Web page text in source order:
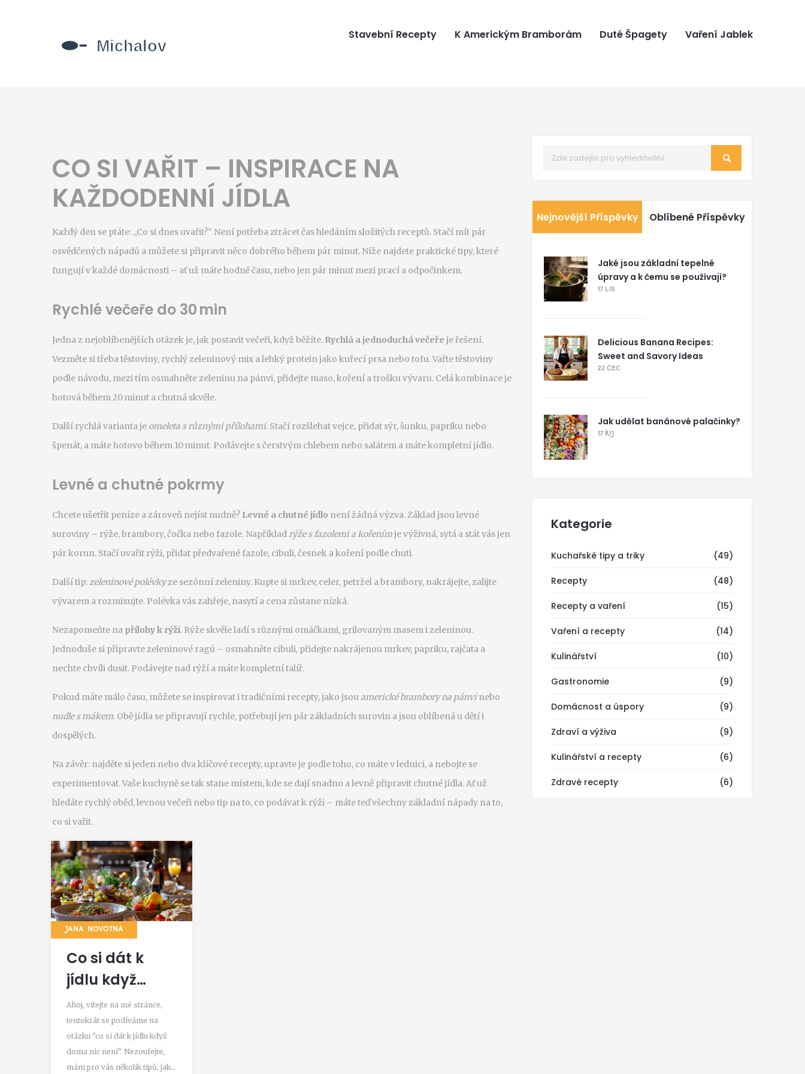
Stavební Recepty K Americkým Bramborám Duté Špagety Vaření Jablek
CO SI VAŘIT – INSPIRACE NA
KAŽDODENNÍ JÍDLA
Každý den se ptáte: „Co si dnes uvařit?" Není potřeba ztrácet čas hledáním složitých receptů. Stačí mít pár
osvědčených nápadů a můžete si připravit něco dobrého během pár minut. Níže najdete praktické tipy, které
fungují v každé domácnosti – ať už máte hodně času, nebo jen pár minut mezi prací a odpočinkem.
Rychlé večeře do 30 min
Jedna z nejoblíbenějších otázek je, jak postavit večeři, když běžíte. Rychlá a jednoduchá večeře je řešení.
Vezměte si třeba těstoviny, rychlý zeleninový mix a lehký protein jako kuřecí prsa nebo tofu. Vařte těstoviny
podle návodu, mezi tím osmahněte zeleninu na pánvi, přidejte maso, koření a trošku vývaru. Celá kombinace je
hotová během 20 minut a chutná skvěle.
Další rychlá varianta je omeleta s různými přílohami. Stačí rozšlehat vejce, přidat sýr, šunku, papriku nebo
špenát, a máte hotovo během 10 minut. Podávejte s čerstvým chlebem nebo salátem a máte kompletní jídlo.
Levné a chutné pokrmy
Chcete ušetřit peníze a zároveň nejíst nudně? Levné a chutné jídlo není žádná výzva. Základ jsou levné
suroviny – rýže, brambory, čočka nebo fazole. Napříkladrýže s fazolemi a kořenímje výživná, sytá a stát vás jen
pár korun. Stačí uvařit rýži, přidat předvařené fazole, cibuli, česnek a koření podle chuti.
Další tip:zeleninové polévkyze sezónní zeleniny. Kupte si mrkev, celer, petržel a brambory, nakrájejte, zalijte
vývarem a rozmixujte. Polévka vás zahřeje, nasytí a cena zůstane nízká.
Nezapomeňte na přílohy k rýži. Rýže skvěle ladí s různými omáčkami, grilovaným masem i zeleninou.
Jednoduše si připravte zeleninové ragú – osmahněte cibuli, přidejte nakrájenou mrkev, papriku, rajčata a
nechte chvíli dusit. Podávejte nad rýží a máte kompletní talíř.
Pokud máte málo času, můžete se inspirovat i tradičními recepty, jako jsou americké brambory na pánvinebo
nudle s mákem. Obě jídla se připravují rychle, potřebují jen pár základních surovin a jsou oblíbená u dětí i
dospělých.
Na závěr: najděte si jeden nebo dva klíčové recepty, upravte je podle toho, co máte v lednici, a nebojte se
experimentovat. Vaše kuchyně se tak stane místem, kde se dají snadno a levně připravit chutné jídla. Ať už
hledáte rychlý oběd, levnou večeři nebo tip na to, co podávat k rýži – máte teď všechny základní nápady na to,
co si vařit.
JANA NOVOTNÁ
Co si dát k
jídlu když
doma nic
není?
Ahoj, vítejte na mé stránce,
tentokrát se podíváme na
otázku "co si dát k jídlu když
doma nic není". Nezoufejte,
mám pro vás několik tipů, jak
Nejnovější Příspěvky Oblíbené Příspěvky
Jaké jsou základní tepelné
úpravy a k čemu se používají?
17 LIS
Delicious Banana Recipes:
Sweet and Savory Ideas
22 ČEC
Jak udělat banánové palačinky?
17 ŘÍJ
Kategorie
Kuchařské tipy a triky (49)
Recepty (48)
Recepty a vaření (15)
Vaření a recepty (14)
Kulinářství (10)
Gastronomie (9)
Domácnost a úspory (9)
Zdraví a výživa (9)
Kulinářství a recepty (6)
Zdravé recepty (6)